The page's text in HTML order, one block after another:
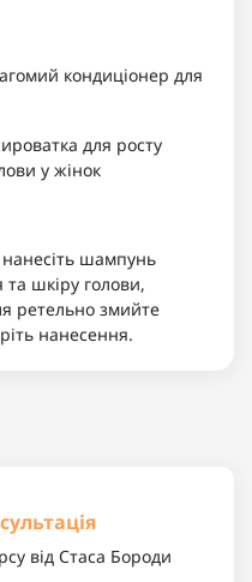
кондиціонер для
для росту
у жінок
шампунь
та шкіру голови,
ретельно змийте
нанесення.
від Стаса Бороди